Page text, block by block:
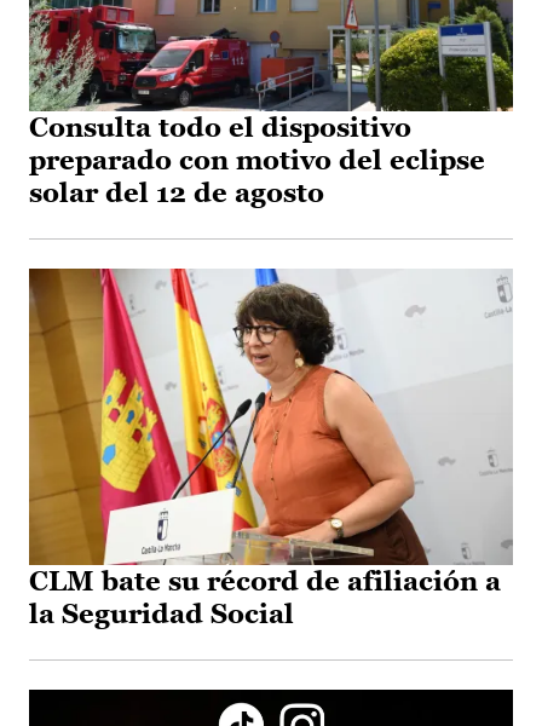
Consulta todo el dispositivo
preparado con motivo del eclipse
solar del 12 de agosto
CLM bate su récord de afiliación a
la Seguridad Social